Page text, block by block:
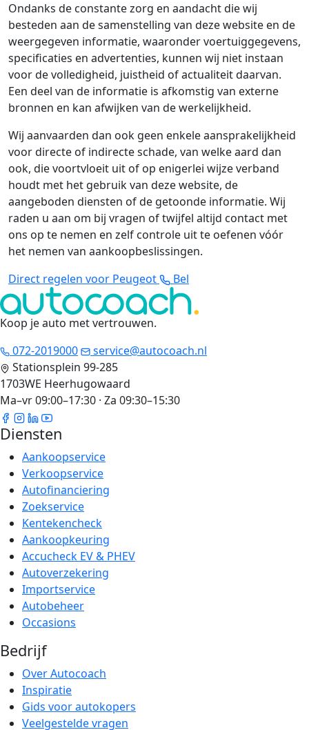
Ondanks de constante zorg en aandacht die wij
besteden aan de samenstelling van deze website en de
weergegeven informatie, waaronder voertuiggegevens,
specificaties en advertenties, kunnen wij niet instaan
voor de volledigheid, juistheid of actualiteit daarvan.
Een deel van de informatie is afkomstig van externe
bronnen en kan afwijken van de werkelijkheid.
Wij aanvaarden dan ook geen enkele aansprakelijkheid
voor directe of indirecte schade, van welke aard dan
ook, die voortvloeit uit of op enigerlei wijze verband
houdt met het gebruik van deze website, de
aangeboden diensten of de getoonde informatie. Wij
raden u aan om bij vragen of twijfel altijd contact met
ons op te nemen en zelf controle uit te oefenen vóór
het nemen van aankoopbeslissingen.
Direct regelen voor Peugeot
Bel
Koop je auto met vertrouwen.
072-2019000
service@autocoach.nl
Stationsplein 99-285
1703WE Heerhugowaard
Ma–vr 09:00–17:30 · Za 09:30–15:30
Diensten
Aankoopservice
Verkoopservice
Autofinanciering
Zoekservice
Kentekencheck
Aankoopkeuring
Accucheck EV & PHEV
Autoverzekering
Importservice
Autobeheer
Occasions
Bedrijf
Over Autocoach
Inspiratie
Gids voor autokopers
Veelgestelde vragen